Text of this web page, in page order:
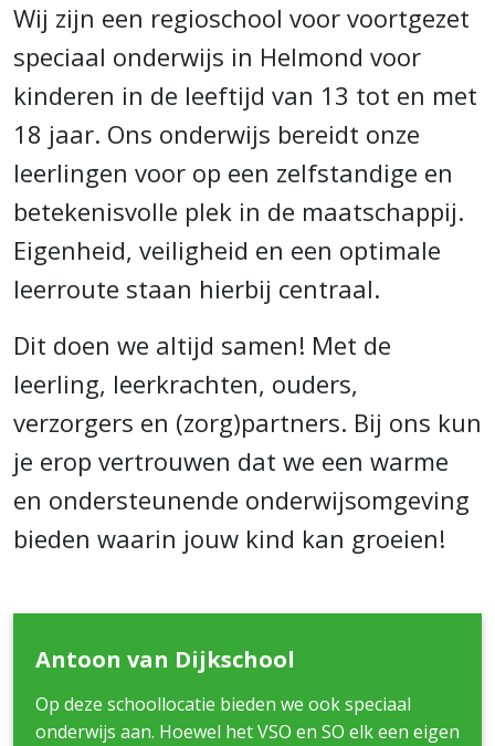
Wij zijn een regioschool voor voortgezet
speciaal onderwijs in Helmond voor
kinderen in de leeftijd van 13 tot en met
18 jaar. Ons onderwijs bereidt onze
leerlingen voor op een zelfstandige en
betekenisvolle plek in de maatschappij.
Eigenheid, veiligheid en een optimale
leerroute staan hierbij centraal.
Dit doen we altijd samen! Met de
leerling, leerkrachten, ouders,
verzorgers en (zorg)partners. Bij ons kun
je erop vertrouwen dat we een warme
en ondersteunende onderwijsomgeving
bieden waarin jouw kind kan groeien!
Antoon van Dijkschool
Op deze schoollocatie bieden we ook speciaal
onderwijs aan. Hoewel het VSO en SO elk een eigen